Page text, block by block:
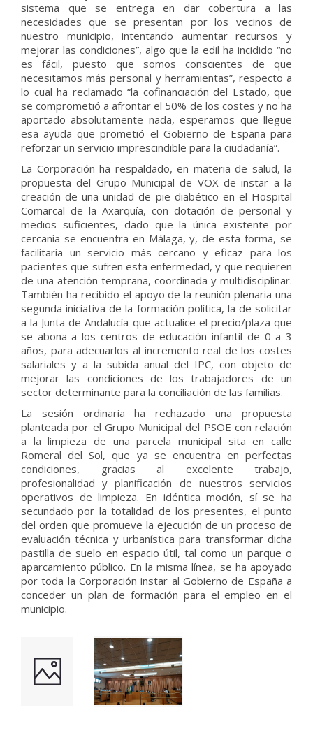
sistema que se entrega en dar cobertura a las
necesidades que se presentan por los vecinos de
nuestro municipio, intentando aumentar recursos y
mejorar las condiciones”, algo que la edil ha incidido “no
es fácil, puesto que somos conscientes de que
necesitamos más personal y herramientas”, respecto a
lo cual ha reclamado “la cofinanciación del Estado, que
se comprometió a afrontar el 50% de los costes y no ha
aportado absolutamente nada, esperamos que llegue
esa ayuda que prometió el Gobierno de España para
reforzar un servicio imprescindible para la ciudadanía”.
La Corporación ha respaldado, en materia de salud, la
propuesta del Grupo Municipal de VOX de instar a la
creación de una unidad de pie diabético en el Hospital
Comarcal de la Axarquía, con dotación de personal y
medios suficientes, dado que la única existente por
cercanía se encuentra en Málaga, y, de esta forma, se
facilitaría un servicio más cercano y eficaz para los
pacientes que sufren esta enfermedad, y que requieren
de una atención temprana, coordinada y multidisciplinar.
También ha recibido el apoyo de la reunión plenaria una
segunda iniciativa de la formación política, la de solicitar
a la Junta de Andalucía que actualice el precio/plaza que
se abona a los centros de educación infantil de 0 a 3
años, para adecuarlos al incremento real de los costes
salariales y a la subida anual del IPC, con objeto de
mejorar las condiciones de los trabajadores de un
sector determinante para la conciliación de las familias.
La sesión ordinaria ha rechazado una propuesta
planteada por el Grupo Municipal del PSOE con relación
a la limpieza de una parcela municipal sita en calle
Romeral del Sol, que ya se encuentra en perfectas
condiciones, gracias al excelente trabajo,
profesionalidad y planificación de nuestros servicios
operativos de limpieza. En idéntica moción, sí se ha
secundado por la totalidad de los presentes, el punto
del orden que promueve la ejecución de un proceso de
evaluación técnica y urbanística para transformar dicha
pastilla de suelo en espacio útil, tal como un parque o
aparcamiento público. En la misma línea, se ha apoyado
por toda la Corporación instar al Gobierno de España a
conceder un plan de formación para el empleo en el
municipio.